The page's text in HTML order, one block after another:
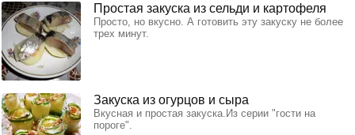
Простая закуска из сельди и картофеля
Просто, но вкусно. А готовить эту закуску не более
трех минут.
Закуска из огурцов и сыра
Вкусная и простая закуска.Из серии "гости на
пороге".